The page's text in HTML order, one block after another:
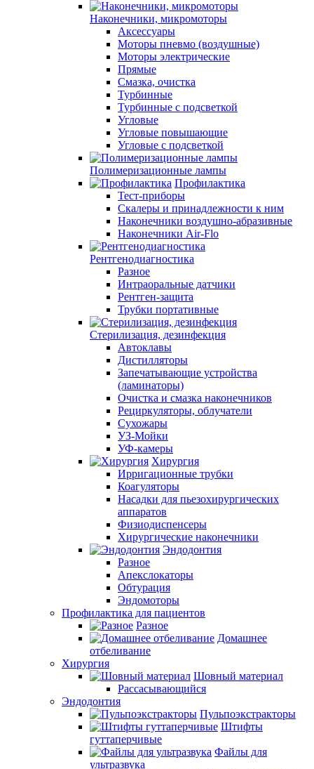
Наконечники, микромоторы
Аксессуары
Моторы пневмо (воздушные)
Моторы электрические
Прямые
Смазка, очистка
Турбинные
Турбинные с подсветкой
Угловые
Угловые повышающие
Угловые с подсветкой
Полимеризационные лампы
Профилактика
Тест-приборы
Скалеры и принадлежности к ним
Наконечники воздушно-абразивные
Наконечники Air-Flo
Рентгенодиагностика
Разное
Интраоральные датчики
Рентген-защита
Трубки портативные
Стерилизация, дезинфекция
Автоклавы
Дистилляторы
Запечатывающие устройства
(ламинаторы)
Очистка и смазка наконечников
Рециркуляторы, облучатели
Сухожары
УЗ-Мойки
УФ-камеры
Хирургия
Ирригационные трубки
Коагуляторы
Насадки для пьезохирургических
аппаратов
Физиодиспенсеры
Хирургические наконечники
Эндодонтия
Разное
Апекслокаторы
Обтурация
Эндомоторы
Профилактика для пациентов
Разное
Домашнее
отбеливание
Хирургия
Шовный материал
Рассасывающийся
Эндодонтия
Пульпоэкстракторы
Штифты
гуттаперчивые
Файлы для
ультразвука